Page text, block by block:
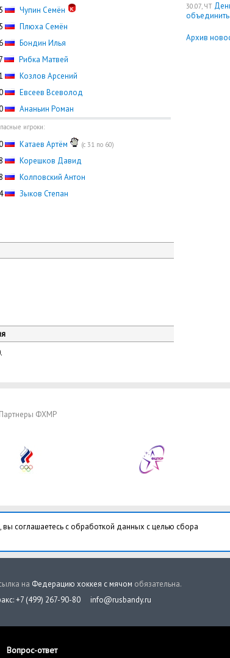
30.07, ЧТ
Архив
Чупин Семён
5
Плюха Семён
Бондин Илья
Рибка Матвей
Козлов Арсений
Евсеев Всеволод
Ананьин Роман
игроки:
Катаев Артём (с 31 по 60)
8
Корешков Давид
Колповский Антон
Зыков Степан
Партнеры ФХМР
соглашаетесь с обработкой данных с целью сбора
на Федерацию хоккея с мячом обязательна.
+7 (499) 267-90-80 info@rusbandy.ru
Вопрос-ответ